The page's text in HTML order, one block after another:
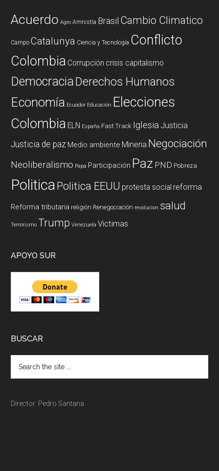
Acuerdo Agro Amnistia Brasil Cambio Climatico
Campo Catalunya Ciencia y Tecnología Conflicto
Colombia Corrupción crisis capitalismo
DemocraciaDerechos Humanos
Economía Ecuador Educación Elecciones
Colombia ELN España Fast Track Iglesia Justicia
Justicia de paz Medio ambiente Mineria Negociación
Neoliberalismo Papa Participación Paz PND Pobreza
PoliticaPolitica EEUU protesta social reforma
Reforma tributaria religión Renegociación revolucion salud
Terrorismo Trump Venezuela Victimas
APOYO SUR
BUSCAR
Director: Pedro Santana